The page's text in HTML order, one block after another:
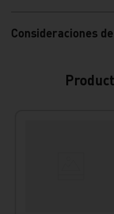
Consideraciones